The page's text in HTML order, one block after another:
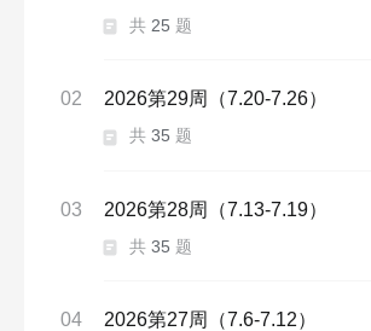
共 25 题
02 2026第29周（7.20-7.26）
共 35 题
03 2026第28周（7.13-7.19）
共 35 题
04 2026第27周（7.6-7.12）